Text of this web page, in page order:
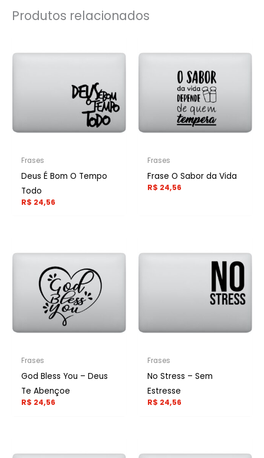
Produtos relacionados
Frases
Deus É Bom O Tempo
Todo
R$ 24,56
Frases
Frase O Sabor da Vida
R$ 24,56
Frases
God Bless You – Deus
Te Abençoe
R$ 24,56
Frases
No Stress – Sem
Estresse
R$ 24,56